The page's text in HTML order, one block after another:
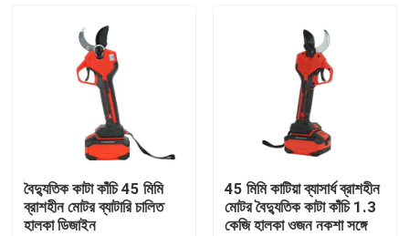
আমাদের সম্বন্ধে
কারখানার প্রদর্শন
বৈদ্যুতিক কাটা কাঁচি 45 মিমি
ব্রাশহীন মোটর ব্যাটারি চালিত
হালকা ডিজাইন
45 মিমি কাটিয়া ব্যাসার্ধ ব্রাশহীন
মোটর বৈদ্যুতিক কাটা কাঁচি 1.3
কেজি হালকা ওজন নকশা সঙ্গে